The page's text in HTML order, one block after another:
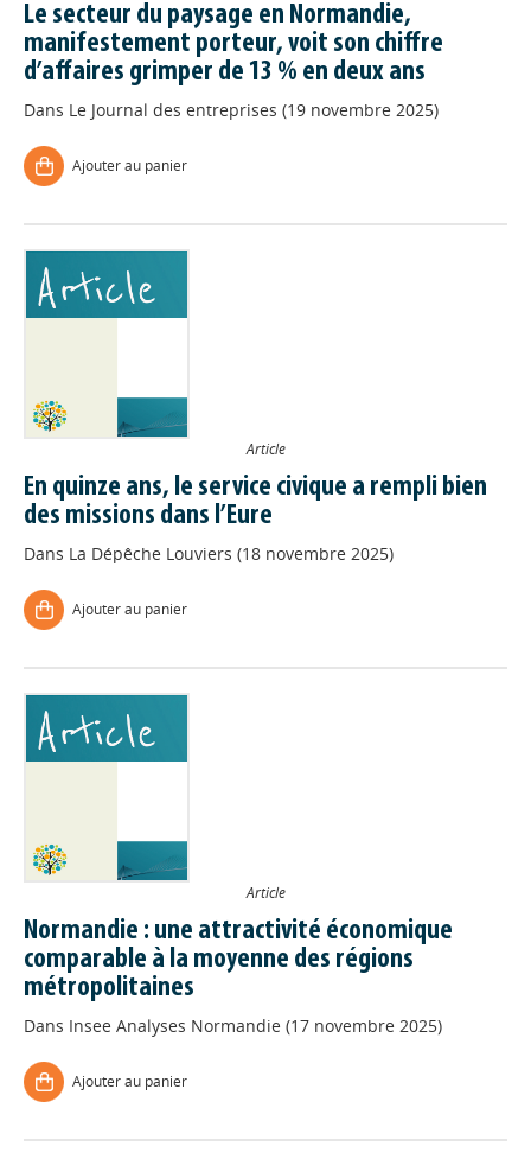
Le secteur du paysage en Normandie,
manifestement porteur, voit son chiffre
d’affaires grimper de 13 % en deux ans
Dans Le Journal des entreprises (19 novembre 2025)
Ajouter au panier
Article
En quinze ans, le service civique a rempli bien
des missions dans l’Eure
Dans La Dépêche Louviers (18 novembre 2025)
Ajouter au panier
Article
Normandie : une attractivité économique
comparable à la moyenne des régions
métropolitaines
Dans Insee Analyses Normandie (17 novembre 2025)
Ajouter au panier